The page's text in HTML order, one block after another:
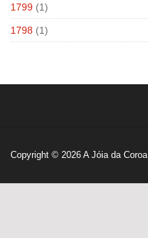
1799 (1)
1798 (1)
Copyright © 2026 A Jóia da Coroa